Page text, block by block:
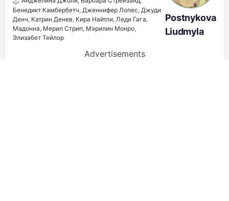
Бенедикт Камбербетч, Дженнифер Лопес, Джуди
Денч, Катрин Денев, Кира Найтли, Леди Гага,
Мадонна, Мерил Стрип, Мэрилин Монро,
Элизабет Тейлор
Postnykova
Liudmyla
Advertisements